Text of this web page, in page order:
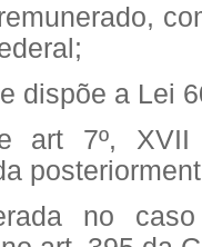
dispõe a Lei
art 7º, XVII
no